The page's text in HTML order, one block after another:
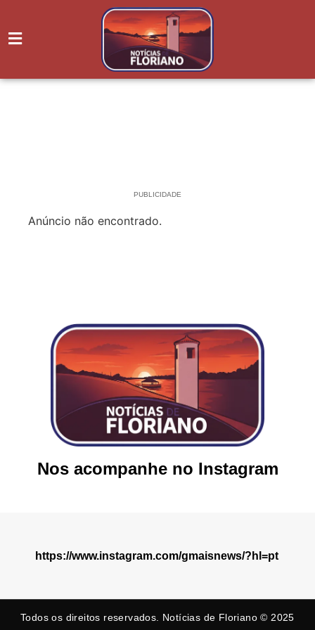
PUBLICIDADE
Anúncio não encontrado.
Nos acompanhe no Instagram
https://www.instagram.com/gmaisnews/?hl=pt
Todos os direitos reservados. Notícias de Floriano © 2025